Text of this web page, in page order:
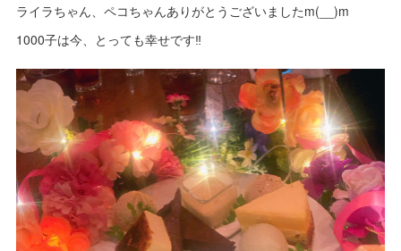
ライラちゃん、ペコちゃんありがとうございましたm(__)m
1000子は今、とっても幸せです‼